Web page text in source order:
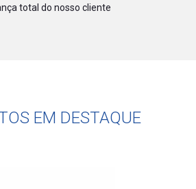
total do nosso cliente
EM DESTAQUE